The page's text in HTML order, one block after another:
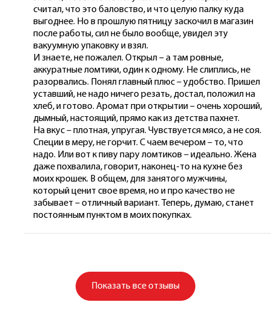
считал, что это баловство, и что целую палку куда
выгоднее. Но в прошлую пятницу заскочил в магазин
после работы, сил не было вообще, увидел эту
вакуумную упаковку и взял.
И знаете, не пожалел. Открыл – а там ровные,
аккуратные ломтики, один к одному. Не слиплись, не
разорвались. Понял главный плюс – удобство. Пришел
уставший, не надо ничего резать, достал, положил на
хлеб, и готово. Аромат при открытии – очень хороший,
дымный, настоящий, прямо как из детства пахнет.
На вкус – плотная, упругая. Чувствуется мясо, а не соя.
Специи в меру, не горчит. С чаем вечером – то, что
надо. Или вот к пиву пару ломтиков – идеально. Жена
даже похвалила, говорит, наконец-то на кухне без
моих крошек. В общем, для занятого мужчины,
который ценит свое время, но и про качество не
забывает – отличный вариант. Теперь, думаю, станет
постоянным пунктом в моих покупках.
Показать все отзывы